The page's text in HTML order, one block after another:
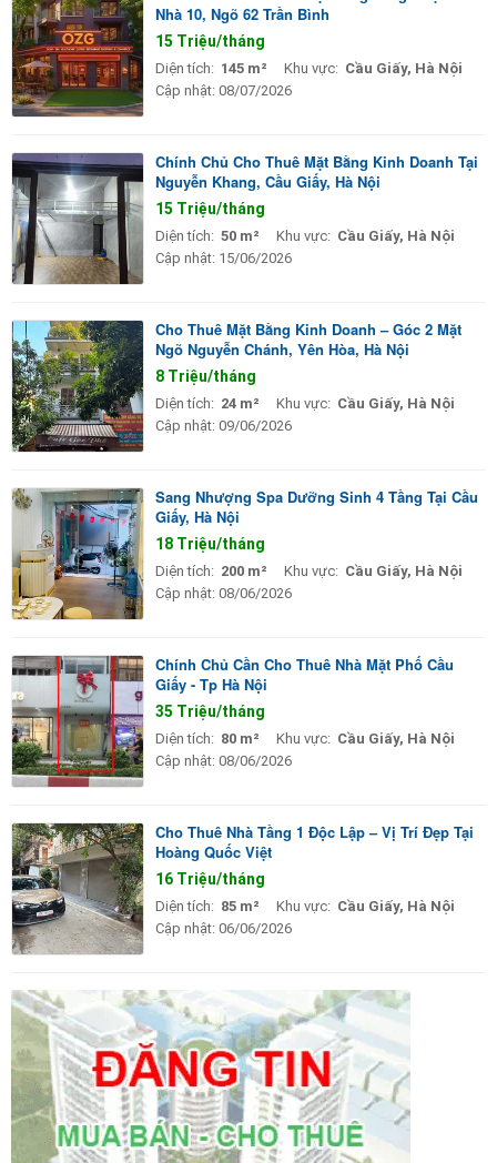
Nhà 10, Ngõ 62 Trần Bình
15 Triệu/tháng
Diện tích: 145 m² Khu vực: Cầu Giấy, Hà Nội
Cập nhật: 08/07/2026
Chính Chủ Cho Thuê Mặt Bằng Kinh Doanh Tại
Nguyễn Khang, Cầu Giấy, Hà Nội
15 Triệu/tháng
Diện tích: 50 m² Khu vực: Cầu Giấy, Hà Nội
Cập nhật: 15/06/2026
Cho Thuê Mặt Bằng Kinh Doanh – Góc 2 Mặt
Ngõ Nguyễn Chánh, Yên Hòa, Hà Nội
8 Triệu/tháng
Diện tích: 24 m² Khu vực: Cầu Giấy, Hà Nội
Cập nhật: 09/06/2026
Sang Nhượng Spa Dưỡng Sinh 4 Tầng Tại Cầu
Giấy, Hà Nội
18 Triệu/tháng
Diện tích: 200 m² Khu vực: Cầu Giấy, Hà Nội
Cập nhật: 08/06/2026
Chính Chủ Cần Cho Thuê Nhà Mặt Phố Cầu
Giấy - Tp Hà Nội
35 Triệu/tháng
Diện tích: 80 m² Khu vực: Cầu Giấy, Hà Nội
Cập nhật: 08/06/2026
Cho Thuê Nhà Tầng 1 Độc Lập – Vị Trí Đẹp Tại
Hoàng Quốc Việt
16 Triệu/tháng
Diện tích: 85 m² Khu vực: Cầu Giấy, Hà Nội
Cập nhật: 06/06/2026